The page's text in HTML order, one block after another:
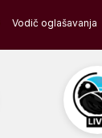
Vodič oglašavanja